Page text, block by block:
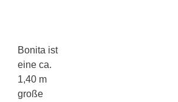
Bonita ist
eine ca.
1,40 m
große